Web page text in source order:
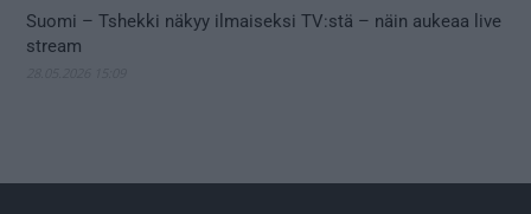
Suomi – Tshekki näkyy ilmaiseksi TV:stä – näin aukeaa live
stream